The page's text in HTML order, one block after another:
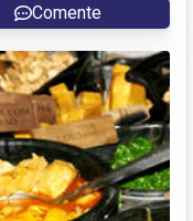
Comente